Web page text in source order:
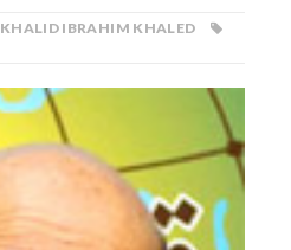
KHALID IBRAHIM KHALED